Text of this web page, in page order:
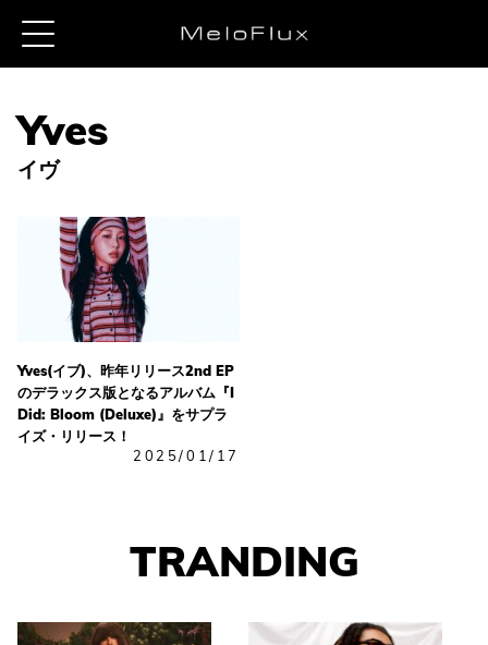
イヴ
Yves(イブ)、昨年リリース2nd EP
のデラックス版となるアルバム『I
Did: Bloom (Deluxe)』をサプラ
イズ・リリース！
2025/01/17
TRANDING